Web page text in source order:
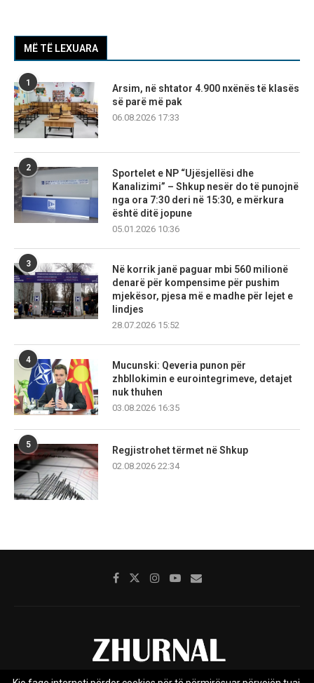
MË TË LEXUARA
1
Arsim, në shtator 4.900 nxënës të klasës
së parë më pak
06.08.2026 17:33
2
Sportelet e NP “Ujësjellësi dhe
Kanalizimi” – Shkup nesër do të punojnë
nga ora 7:30 deri në 15:30, e mërkura
është ditë jopune
05.01.2026 10:36
3
Në korrik janë paguar mbi 560 milionë
denarë për kompensime për pushim
mjekësor, pjesa më e madhe për lejet e
lindjes
28.07.2026 15:52
4
Mucunski: Qeveria punon për
zhbllokimin e eurointegrimeve, detajet
nuk thuhen
03.08.2026 16:35
5
Regjistrohet tërmet në Shkup
02.08.2026 22:34